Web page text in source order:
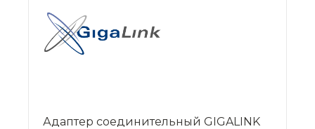
Адаптер соединительный GIGALINK